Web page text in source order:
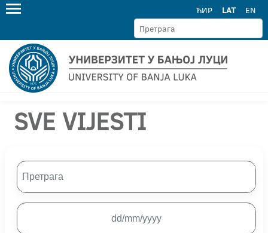
ЋИР LAT EN
SVE VIJESTI